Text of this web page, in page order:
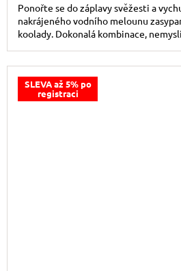
Ponořte se do záplavy svěžesti a
nakrájeného vodního melounu
koolady. Dokonalá kombinace,
SLEVA až 5% po
registraci